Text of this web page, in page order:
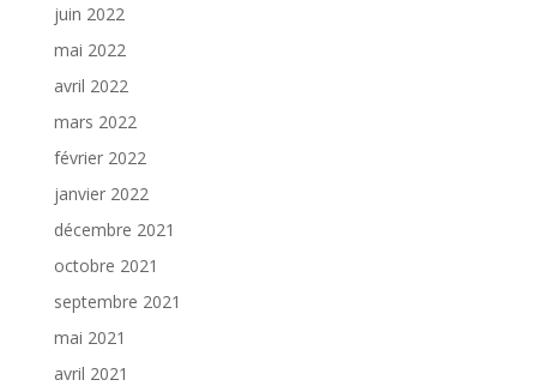
juin 2022
mai 2022
avril 2022
mars 2022
février 2022
janvier 2022
décembre 2021
octobre 2021
septembre 2021
mai 2021
avril 2021